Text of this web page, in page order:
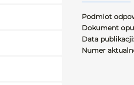
Podmiot
Dokument
Data publikacji:
Numer